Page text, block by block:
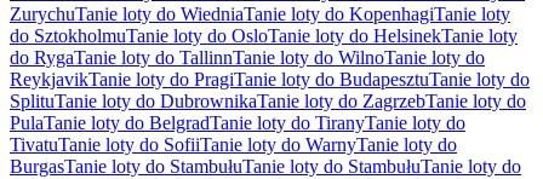
ZurychuTanie loty do WiedniaTanie loty do KopenhagiTanie loty
do SztokholmuTanie loty do OsloTanie loty do HelsinekTanie loty
do RygaTanie loty do TallinnTanie loty do WilnoTanie loty do
ReykjavikTanie loty do PragiTanie loty do BudapesztuTanie loty do
SplituTanie loty do DubrownikaTanie loty do ZagrzebTanie loty do
PulaTanie loty do BelgradTanie loty do TiranyTanie loty do
TivatuTanie loty do SofiiTanie loty do WarnyTanie loty do
BurgasTanie loty do StambułuTanie loty do StambułuTanie loty do